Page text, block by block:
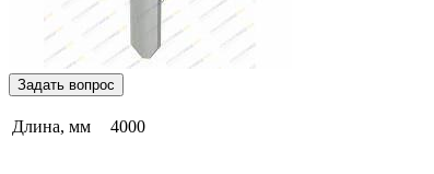
Задать вопрос
Длина, мм 4000